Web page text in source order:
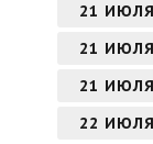
21
21
21
22